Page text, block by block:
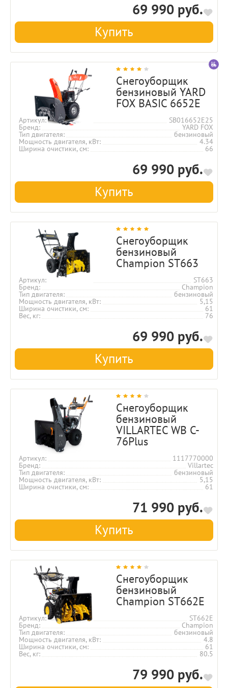
69 990 руб.
Купить
Снегоуборщик
бензиновый YARD
FOX BASIC 6652E
Артикул SB016652E25
Бренд YARD FOX
Тип двигателя бензиновый
Мощность двигателя, кВт 4.34
Ширина очистики, см 66
69 990 руб.
Купить
Снегоуборщик
бензиновый
Champion ST663
Артикул ST663
Бренд Champion
Тип двигателя бензиновый
Мощность двигателя, кВт 5,15
Ширина очистики, см 61
Вес, кг 76
69 990 руб.
Купить
Снегоуборщик
бензиновый
VILLARTEC WB C-
76Plus
Артикул 1117770000
Бренд Villartec
Тип двигателя бензиновый
Мощность двигателя, кВт 5,15
Ширина очистики, см 61
71 990 руб.
Купить
Снегоуборщик
бензиновый
Champion ST662E
Артикул ST662E
Бренд Champion
Тип двигателя бензиновый
Мощность двигателя, кВт 4.8
Ширина очистики, см 61
Вес, кг 80.5
79 990 руб.